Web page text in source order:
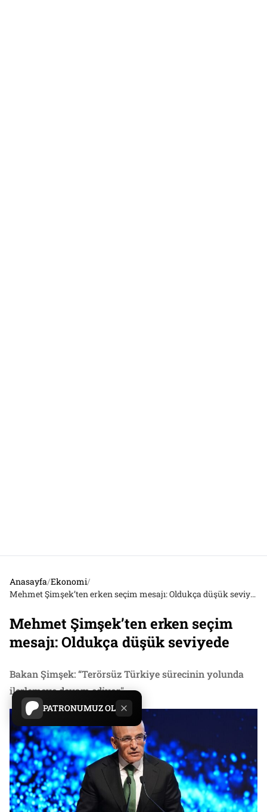
PATRONUMUZ OL
Anasayfa/Ekonomi/
Mehmet Şimşek’ten erken seçim mesajı: Oldukça düşük seviyede
Mehmet Şimşek’ten erken seçim
mesajı: Oldukça düşük seviyede
Bakan Şimşek: “Terörsüz Türkiye sürecinin yolunda
ilerlemeye devam ediyor"